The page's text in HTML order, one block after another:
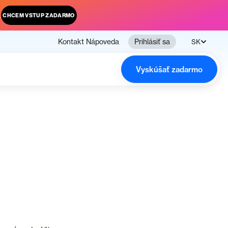
CHCEM VSTUP ZADARMO
Kontakt Nápoveda Prihlásiť sa SK
Vyskúšať zadarmo